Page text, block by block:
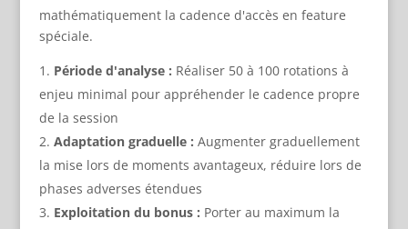
mathématiquement la cadence d'accès en feature
spéciale.
Période d'analyse : Réaliser 50 à 100 rotations à
enjeu minimal pour appréhender le cadence propre
de la session
Adaptation graduelle : Augmenter graduellement
la mise lors de moments avantageux, réduire lors de
phases adverses étendues
Exploitation du bonus : Porter au maximum la